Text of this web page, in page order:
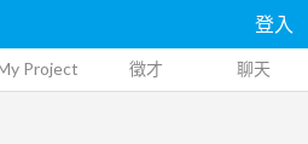
登入
Project 徵才 聊天